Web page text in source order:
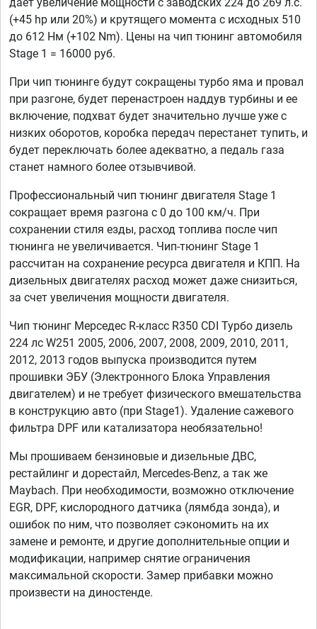
(+45 hp или 20%) и крутящего момента с исходных 510
до 612 Нм (+102 Nm). Цены на чип тюнинг автомобиля
Stage 1 = 16000 руб.
При чип тюнинге будут сокращены турбо яма и провал
при разгоне, будет перенастроен наддув турбины и ее
включение, подхват будет значительно лучше уже с
низких оборотов, коробка передач перестанет тупить, и
будет переключать более адекватно, а педаль газа
станет намного более отзывчивой.
Профессиональный чип тюнинг двигателя Stage 1
сокращает время разгона с 0 до 100 км/ч. При
сохранении стиля езды, расход топлива после чип
тюнинга не увеличивается. Чип-тюнинг Stage 1
рассчитан на сохранение ресурса двигателя и КПП. На
дизельных двигателях расход может даже снизиться,
за счет увеличения мощности двигателя.
Чип тюнинг Мерседес R-класс R350 CDI Турбо дизель
224 лс W251 2005, 2006, 2007, 2008, 2009, 2010, 2011,
2012, 2013 годов выпуска производится путем
прошивки ЭБУ (Электронного Блока Управления
двигателем) и не требует физического вмешательства
в конструкцию авто (при Stage1). Удаление сажевого
фильтра DPF или катализатора необязательно!
Мы прошиваем бензиновые и дизельные ДВС,
рестайлинг и дорестайл, Mercedes-Benz, а так же
Maybach. При необходимости, возможно отключение
EGR, DPF, кислородного датчика (лямбда зонда), и
ошибок по ним, что позволяет сэкономить на их
замене и ремонте, и другие дополнительные опции и
модификации, например снятие ограничения
максимальной скорости. Замер прибавки можно
произвести на диностенде.